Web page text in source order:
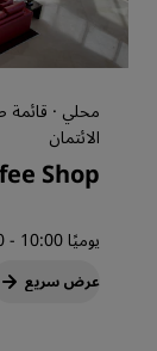
محلي · قائمة
الائتمان
Shop
يوميًا 10:00 - 23:00
عرض سريع